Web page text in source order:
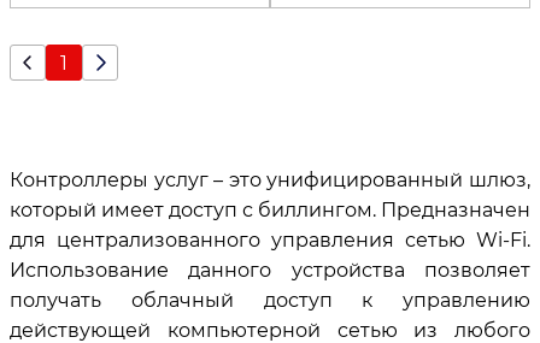
1
Контроллеры услуг – это унифицированный шлюз,
который имеет доступ с биллингом. Предназначен
для централизованного управления сетью Wi-Fi.
Использование данного устройства позволяет
получать облачный доступ к управлению
действующей компьютерной сетью из любого